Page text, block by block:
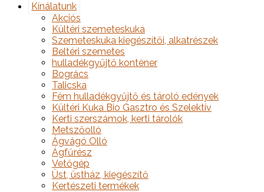
Kínálatunk
Akciós
Kültéri szemeteskuka
Szemeteskuka kiegészítői, alkatrészek
Beltéri szemetes
hulladékgyűjtő konténer
Bogrács
Talicska
Fém hulladékgyűjtő és tároló edények
Kültéri Kuka Bio Gasztro és Szelektív
Kerti szerszámok, kerti tárolók
Metszőolló
Ágvágó Olló
Ágfűrész
Vetőgép
Üst, üstház, kiegészítő
Kertészeti termékek